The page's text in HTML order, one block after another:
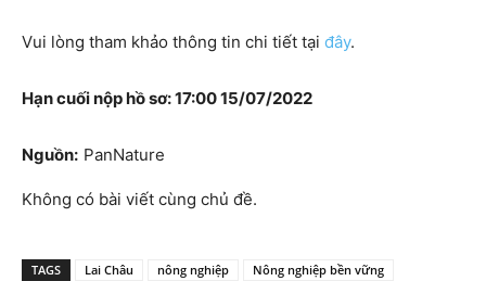
Vui lòng tham khảo thông tin chi tiết tại đây.
Hạn cuối nộp hồ sơ: 17:00 15/07/2022
Nguồn: PanNature
Không có bài viết cùng chủ đề.
TAGS Lai Châu nông nghiệp
Nông nghiệp bền vững